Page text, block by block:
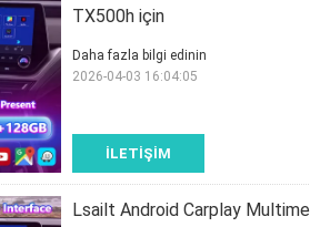
TX500h için
İLETIŞIM
Daha fazla bilgi edinin
2026-04-03 16:04:05
Lsailt Android Carplay